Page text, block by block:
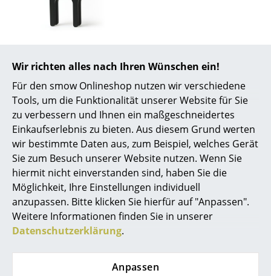
Wir richten alles nach Ihren Wünschen ein!
Für den smow Onlineshop nutzen wir verschiedene
Tools, um die Funktionalität unserer Website für Sie
zu verbessern und Ihnen ein maßgeschneidertes
Einkaufserlebnis zu bieten. Aus diesem Grund werten
wir bestimmte Daten aus, zum Beispiel, welches Gerät
Sie zum Besuch unserer Website nutzen. Wenn Sie
hiermit nicht einverstanden sind, haben Sie die
Möglichkeit, Ihre Einstellungen individuell
anzupassen. Bitte klicken Sie hierfür auf "Anpassen".
Weitere Informationen finden Sie in unserer
Datenschutzerklärung.
Anpassen
Akkuleuchten
Betten
Doppelbetten
Einzelbetten
Stapelbetten
Kinderbetten
Nachttische & Bettzubehör
... alle Betten
Tecta Cat Karlchen
Holzfigur, Schwarz
295,00 €
Mehr als 3 x sofort
lieferbar, Lieferzeit 1-2
Werktage (Lieferland
Deutschland)
Diese Artikel könnten Ihnen auch